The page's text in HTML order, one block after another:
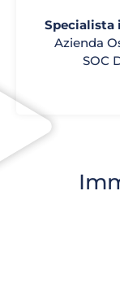
Specialista
Azienda
SOC